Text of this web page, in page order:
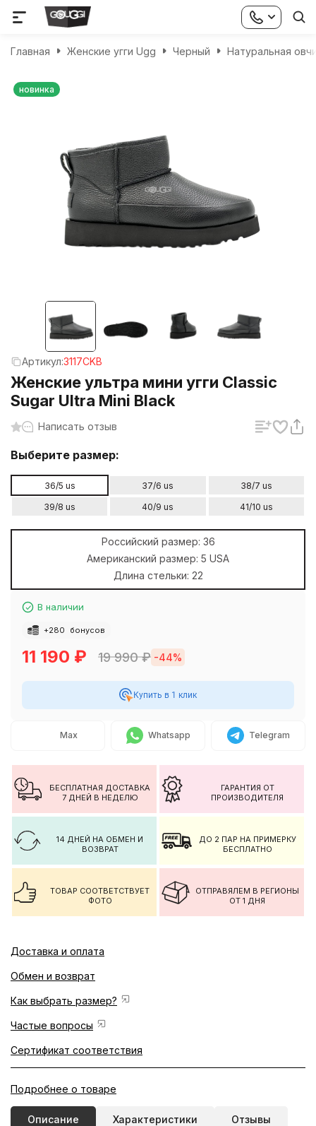
Главная Женские угги Ugg Черный Натуральная
новинка
Артикул:3117CKB
Женские ультра мини угги Classic
Sugar Ultra Mini Black
Написать отзыв
Выберите размер:
36/5 us 37/6 us
38/7 us
39/8 us
40/9 us 41/10 us
Российский размер: 36
Американский размер: 5 USA
Длина стельки: 22
В наличии
+280 бонусов
11 190 ₽ 19 990₽ -44%
Купить в 1 клик
Max Whatsapp Telegram
БЕСПЛАТНАЯ ДОСТАВКА
7 ДНЕЙ В НЕДЕЛЮ
ГАРАНТИЯ ОТ
ПРОИЗВОДИТЕЛЯ
14 ДНЕЙ НА ОБМЕН И
ВОЗВРАТ
ДО 2 ПАР НА ПРИМЕРКУ
БЕСПЛАТНО
ТОВАР СООТВЕТСТВУЕТ
ФОТО
ОТПРАВЯЛЕМ В РЕГИОНЫ
ОТ 1 ДНЯ
Доставка и оплата
Обмен и возврат
Как выбрать размер?
Частые вопросы
Сертификат соответствия
Подробнее о товаре
Описание Характеристики Отзывы